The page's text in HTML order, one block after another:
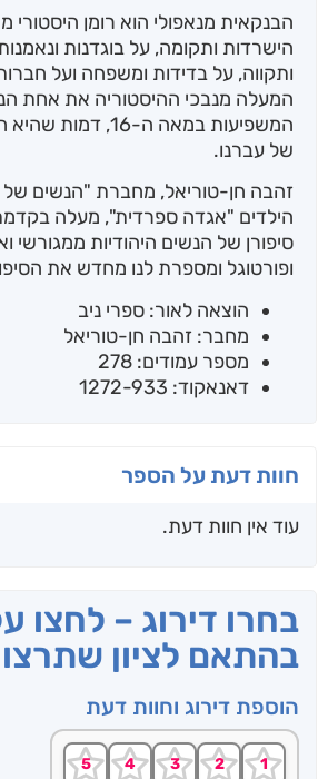
הבנקאית מנאפולי הוא רומן היסטורי
הישרדות ותקומה, על בוגדנות
ותקווה, על בדידות ומשפחה ועל
המעלה מנבכי ההיסטוריה את אחת
המשפיעות במאה ה-16,
של עברנו.
זהבה חן-טוריאל, מחברת "הנשים של
הילדים "אגדה ספרדית", מעלה
סיפורן של הנשים היהודיות ממגורשי
ופורטוגל ומספרת לנו מחדש את
הוצאה לאור: ספרי ניב
מחבר: זהבה חן-טוריאל
מספר עמודים: 278
דאנאקוד: 1272-933
חוות דעת על הספר
עוד אין חוות דעת.
בחרו דירוג – לחצו
בהתאם לציון
הוספת דירוג וחוות דעת